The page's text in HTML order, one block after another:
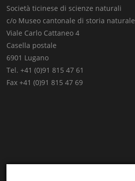
Società ticinese di scienze naturali
c/o Museo cantonale di storia naturale
Viale Carlo Cattaneo 4
Casella postale
6901 Lugano
Tel. +41 (0)91 815 47 61
Fax +41 (0)91 815 47 69